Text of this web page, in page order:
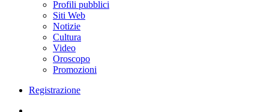
Profili pubblici
Siti Web
Notizie
Cultura
Video
Oroscopo
Promozioni
Registrazione